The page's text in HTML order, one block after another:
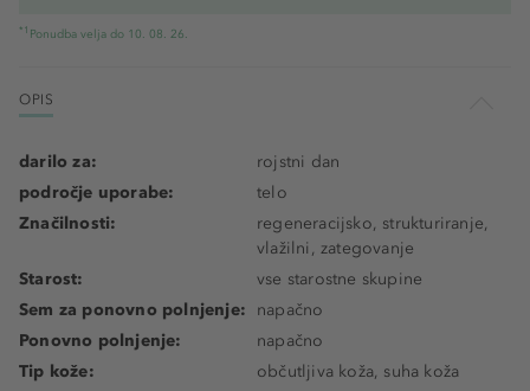
*1 Ponudba velja do 10. 08. 26.
OPIS
darilo za:
rojstni dan
področje uporabe:
telo
Značilnosti:
regeneracijsko, strukturiranje,
vlažilni, zategovanje
Starost:
vse starostne skupine
Sem za ponovno polnjenje:
napačno
Ponovno polnjenje:
napačno
Tip kože:
občutljiva koža, suha koža